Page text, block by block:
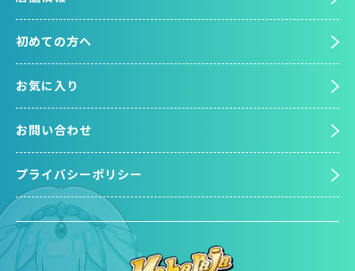
初めての方へ
お気に入り
お問い合わせ
プライバシーポリシー